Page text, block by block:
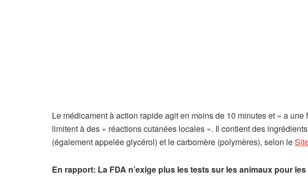
Le médicament à action rapide agit en moins de 10 minutes et « a
limitent à des « réactions cutanées locales ». Il contient des
(également appelée glycérol) et le carbomère (polymères), selon le
En rapport: La FDA n’exige plus les tests sur les animaux pour